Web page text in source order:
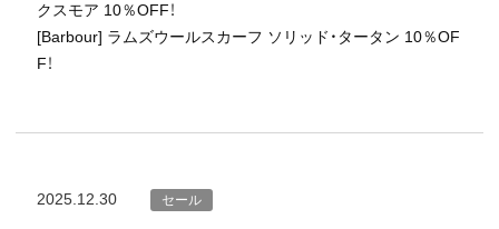
クスモア 10％OFF！
[Barbour] ラムズウールスカーフ ソリッド・タータン 10％OF
F！
2025.12.30 セール